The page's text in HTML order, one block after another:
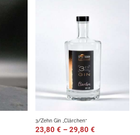
3/Zehn Gin „Clärchen“
23,80€ –29,80€